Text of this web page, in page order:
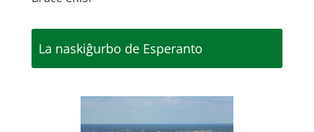
La naskiĝurbo de Esperanto